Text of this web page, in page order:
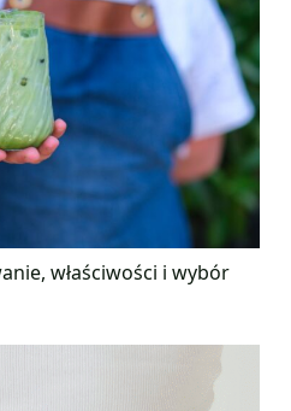
właściwości i wybór